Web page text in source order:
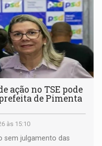
ação no TSE pode
de Pimenta
às 15:10
sem julgamento das